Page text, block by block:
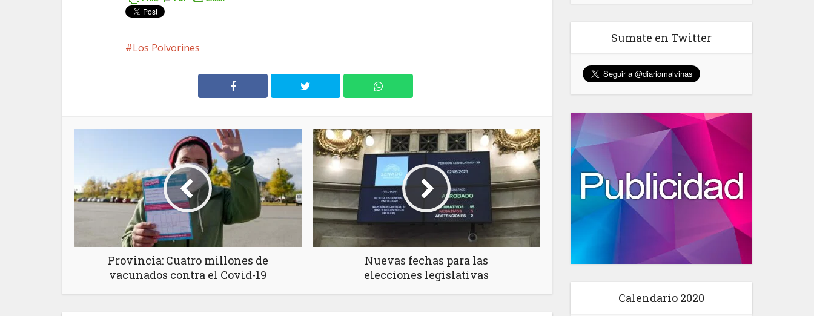
Los Polvorines
Provincia: Cuatro millones de
vacunados contra el Covid-19
Nuevas fechas para las
elecciones legislativas
Sumate en Twitter
Calendario 2020